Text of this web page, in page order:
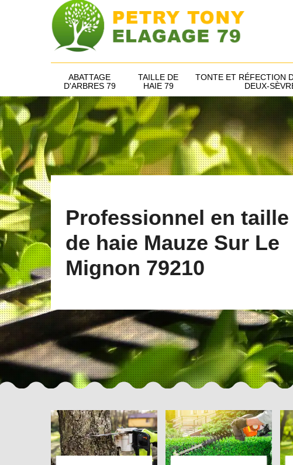
ABATTAGE
D'ARBRES 79
TAILLE DE
HAIE 79
TONTE ET RÉFECTION
DEUX-
Professionnel en taille
de haie Mauze Sur Le
Mignon 79210